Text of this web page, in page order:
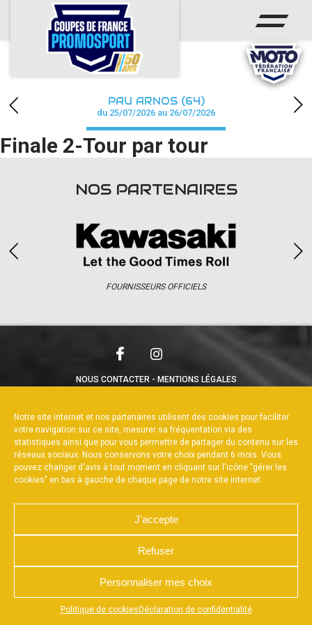
Notre site internet et nos partenaires utilisent des cookies pour faciliter
votre navigation sur ce site, mesurer sa fréquentation via des
statistiques ainsi que pour vous permettre de partager du contenu sur les
réseaux sociaux. Nous conservons votre choix pendant 6 mois. Vous
pouvez changer d'avis à tout moment en cliquant sur l'icône "gérer les
cookies" en bas à gauche de chaque page de notre site internet.
J'accepte
Refuser
Personnaliser mes choix
Politique de cookies Déclaration de confidentialité
Appuyez sur le bouton partager en bas de votre
ACCUEIL
ACTUS
CALENDRIER
CHAMPIONNAT
RÉSULTATS
accéder à la billetterie
PAU ARNOS (64)
du 25/07/2026 au 26/07/2026
Finale 2-Tour par tour
NOS PARTENAIRES
FOURNISSEURS OFFICIELS
NOUS CONTACTER
MENTIONS LÉGALES
RÉALISÉ PAR L’AGENCE WEB A3WEB